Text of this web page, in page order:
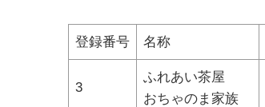
登録番号 名称
3
ふれあい茶屋
おちゃのま家族